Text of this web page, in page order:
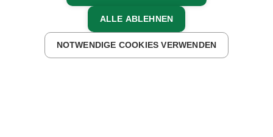
JETZT ANFRAGEN JETZT BUCHEN
ALLE ABLEHNEN
NOTWENDIGE COOKIES VERWENDEN